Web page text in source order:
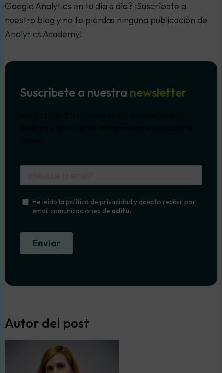
Google Analytics en tu día a día? ¡Suscríbete a
nuestro blog y no te pierdas ninguna publicación de
Analytics Academy!
Suscríbete a nuestra newsletter
Autor del post